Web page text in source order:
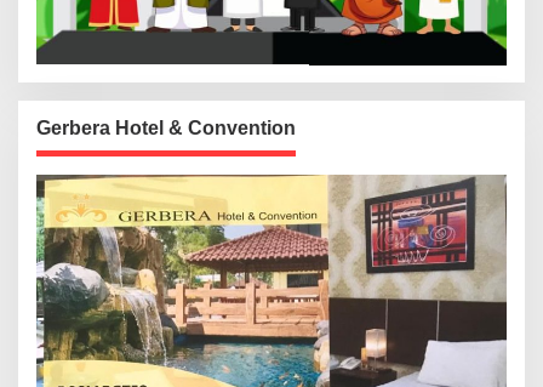
Gerbera Hotel & Convention